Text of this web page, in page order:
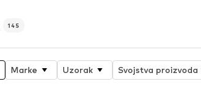
145
Marke Uzorak Svojstva proizvoda